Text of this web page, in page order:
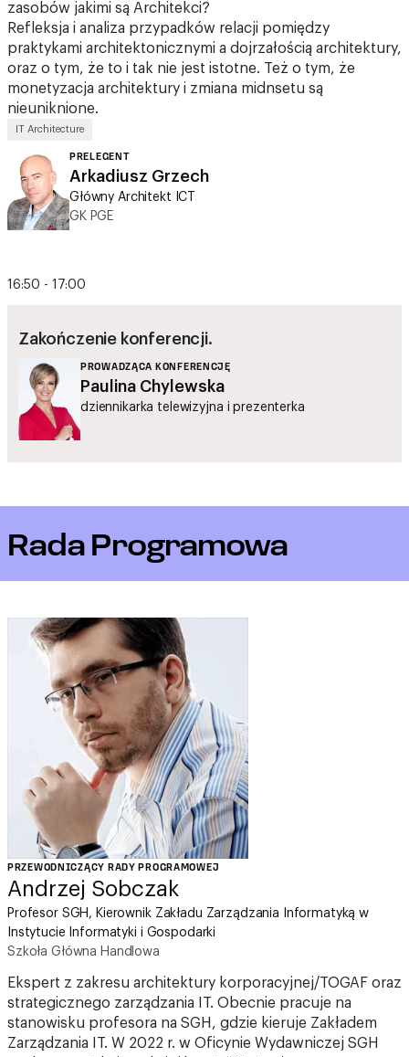
zasobów jakimi są Architekci?
Refleksja i analiza przypadków relacji pomiędzy
praktykami architektonicznymi a dojrzałością architektury,
oraz o tym, że to i tak nie jest istotne. Też o tym, że
monetyzacja architektury i zmiana midnsetu są
nieuniknione.
IT Architecture
PRELEGENT
Arkadiusz Grzech
Główny Architekt ICT
GK PGE
16:50 - 17:00
Zakończenie konferencji.
PROWADZĄCA KONFERENCJĘ
Paulina Chylewska
dziennikarka telewizyjna i prezenterka
Rada Programowa
PRZEWODNICZĄCY RADY PROGRAMOWEJ
Andrzej Sobczak
Profesor SGH, Kierownik Zakładu Zarządzania Informatyką w
Instytucie Informatyki i Gospodarki
Szkoła Główna Handlowa
Ekspert z zakresu architektury korporacyjnej/TOGAF oraz
strategicznego zarządzania IT. Obecnie pracuje na
stanowisku profesora na SGH, gdzie kieruje Zakładem
Zarządzania IT. W 2022 r. w Oficynie Wydawniczej SGH